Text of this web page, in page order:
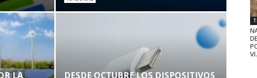
LA DESDE OCTUBRE LOS DISPOSITIVOS